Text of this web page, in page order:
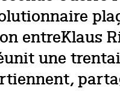
entreKlaus
une